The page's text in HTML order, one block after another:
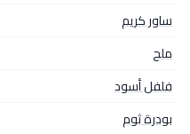
ساور كريم
ملح
فلفل أسود
بودرة ثوم